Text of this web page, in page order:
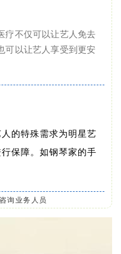
疗不仅可以让艺人免去
可以让艺人享受到更安
的特殊需求为明星艺
保障。如钢琴家的手
询业务人员